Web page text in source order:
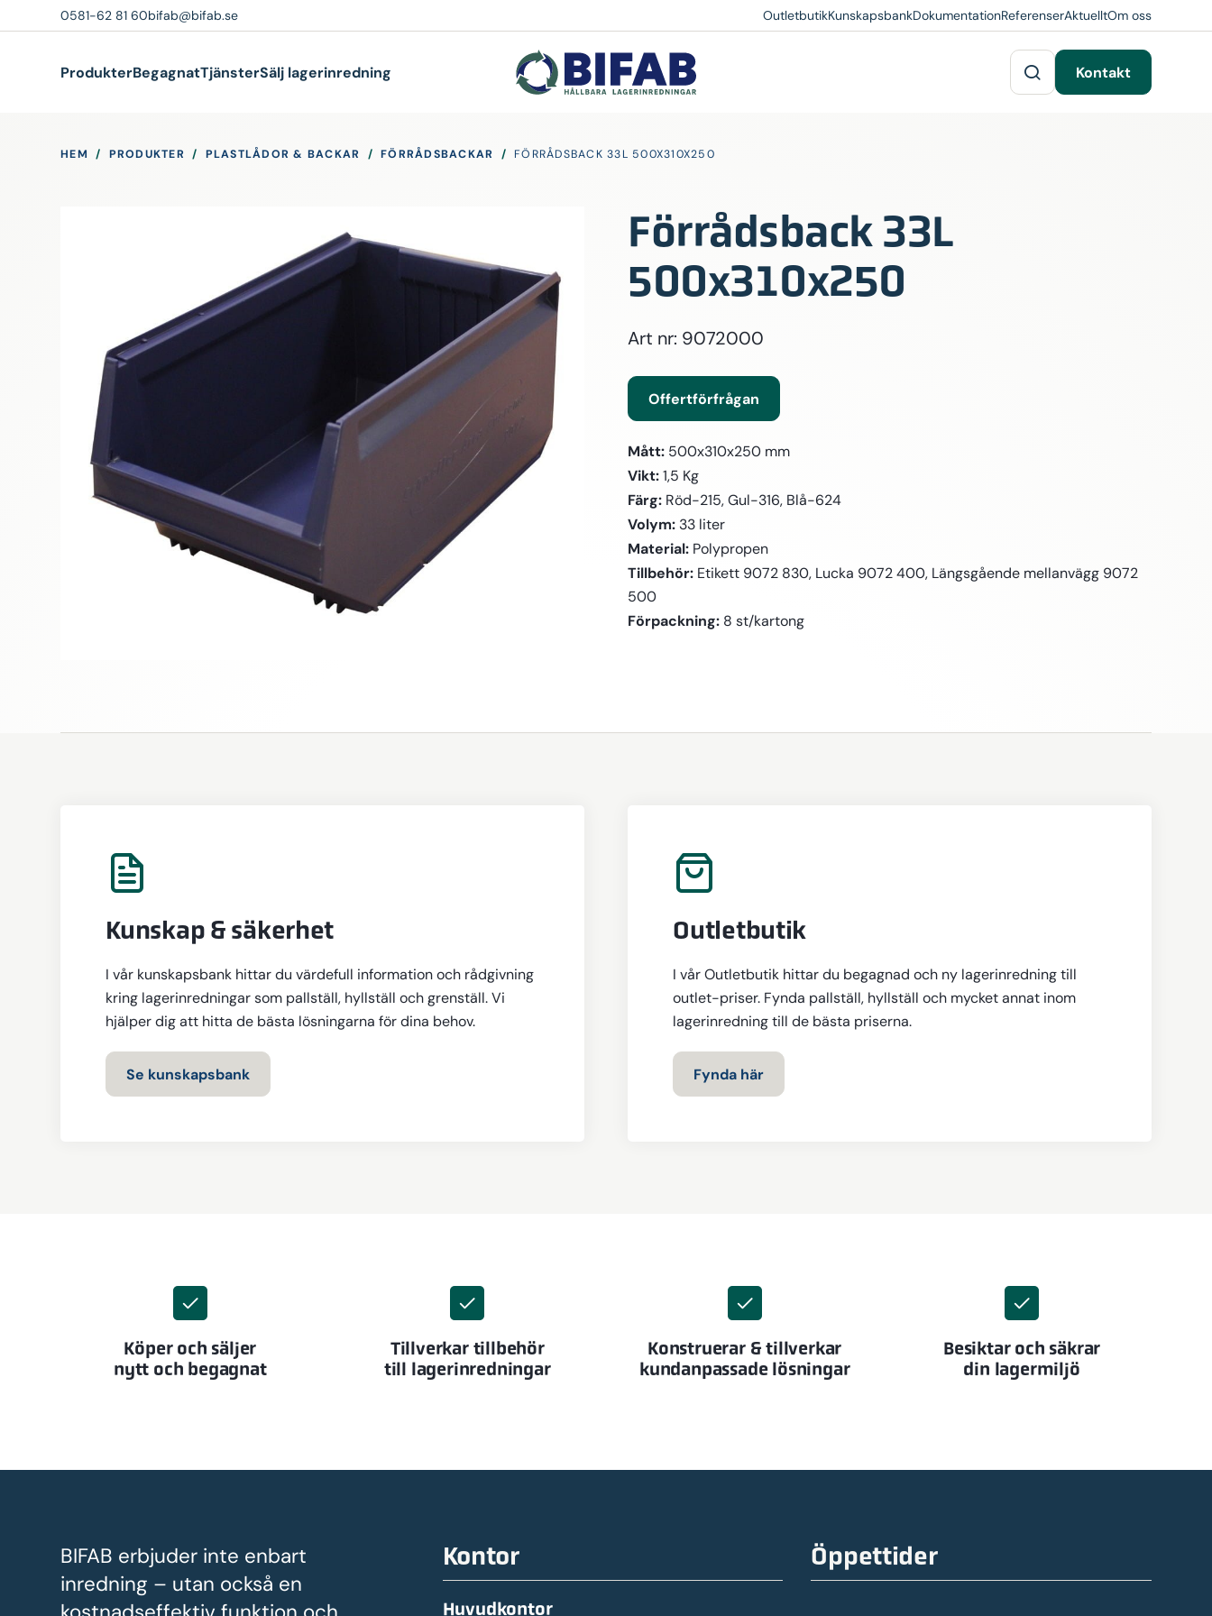
0581-62 81 60bifab@bifab.se OutletbutikKunskapsbankDokumentationReferenserAktuelltOm oss
ProdukterBegagnatTjänsterSälj lagerinredning Kontakt
HEM / PRODUKTER / PLASTLÅDOR & BACKAR / FÖRRÅDSBACKAR / FÖRRÅDSBACK 33L 500X310X250
Förrådsback 33L
500x310x250
Art nr: 9072000
Offertförfrågan
Mått: 500x310x250 mm
Vikt: 1,5 Kg
Färg: Röd-215, Gul-316, Blå-624
Volym: 33 liter
Material: Polypropen
Tillbehör: Etikett 9072 830, Lucka 9072 400, Längsgående mellanvägg 9072
500
Förpackning: 8 st/kartong
Kunskap & säkerhet
I vår kunskapsbank hittar du värdefull information och rådgivning
kring lagerinredningar som pallställ, hyllställ och grenställ. Vi
hjälper dig att hitta de bästa lösningarna för dina behov.
Se kunskapsbank
Outletbutik
I vår Outletbutik hittar du begagnad och ny lagerinredning till
outlet-priser. Fynda pallställ, hyllställ och mycket annat inom
lagerinredning till de bästa priserna.
Fynda här
Köper och säljer
nytt och begagnat
Tillverkar tillbehör
till lagerinredningar
Konstruerar & tillverkar
kundanpassade lösningar
Besiktar och säkrar
din lagermiljö
BIFAB erbjuder inte enbart
inredning – utan också en
Kontor
Huvudkontor
Öppettider